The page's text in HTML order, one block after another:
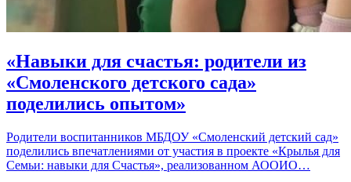
«Навыки для счастья: родители из
«Смоленского детского сада»
поделились опытом»
Родители воспитанников МБДОУ «Смоленский детский сад»
поделились впечатлениями от участия в проекте «Крылья для
Семьи: навыки для Счастья», реализованном АООИО…